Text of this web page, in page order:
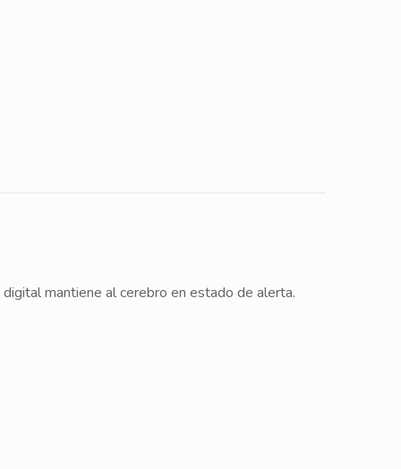
mantiene al cerebro en estado de alerta.